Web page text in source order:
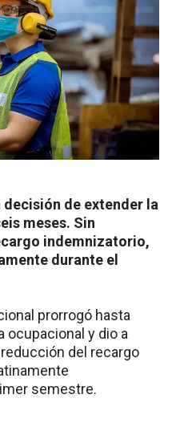
de extender la
meses. Sin
indemnizatorio,
durante el
prorrogó hasta
ocupacional y dio a
del recargo
semestre.